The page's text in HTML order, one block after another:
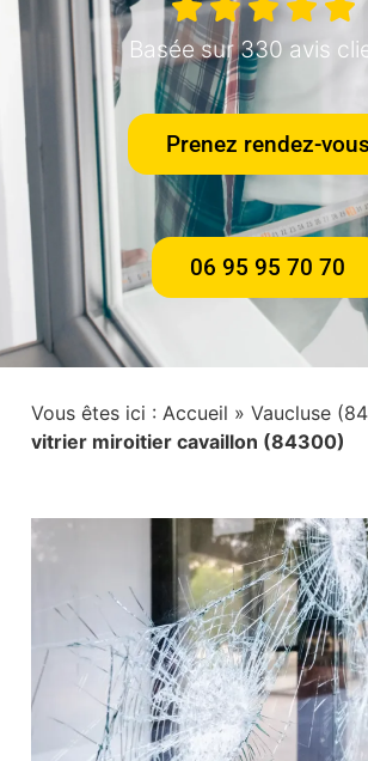
Basée sur 330 avis
Prenez rendez-vous
06 95 95 70 70
Vous êtes ici : Accueil » Vaucluse
vitrier miroitier cavaillon (84300)